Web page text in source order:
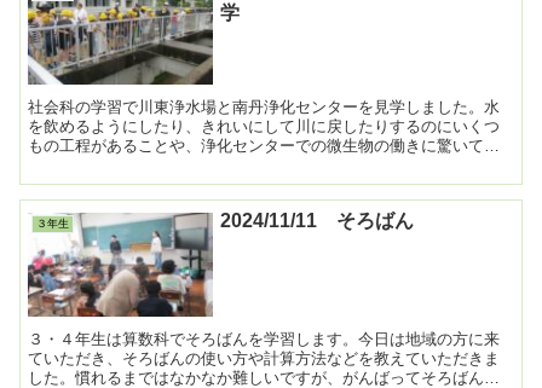
学
社会科の学習で川東浄水場と南丹浄化センターを見学しました。水
を飲めるようにしたり、きれいにして川に戻したりするのにいくつ
もの工程があることや、浄化センターでの微生物の働きに驚いてい
３年生 2024/11/11 そろばん
３・４年生は算数科でそろばんを学習します。今日は地域の方に来
ていただき、そろばんの使い方や計算方法などを教えていただきま
した。慣れるまではなかなか難しいですが、がんばってそろばんを